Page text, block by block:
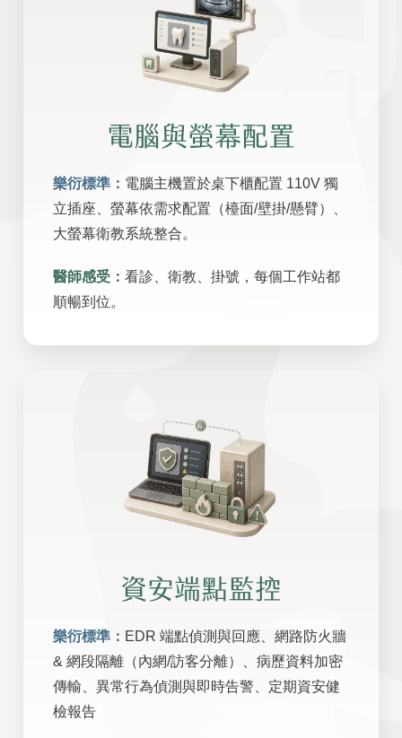
電腦與螢幕配置
樂衍標準： 電腦主機置於桌下櫃配置 110V 獨
立插座、螢幕依需求配置（檯面/壁掛/懸臂）、
大螢幕衛教系統整合。
醫師感受： 看診、衛教、掛號，每個工作站都
順暢到位。
資安端點監控
樂衍標準： EDR 端點偵測與回應、網路防火牆
& 網段隔離（內網/訪客分離）、病歷資料加密
傳輸、異常行為偵測與即時告警、定期資安健
檢報告